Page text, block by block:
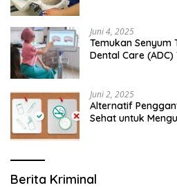
Juni 4, 2025
Temukan Senyum
Dental Care
Juni 2, 2025
Alternatif
Sehat untuk
Berita Kriminal